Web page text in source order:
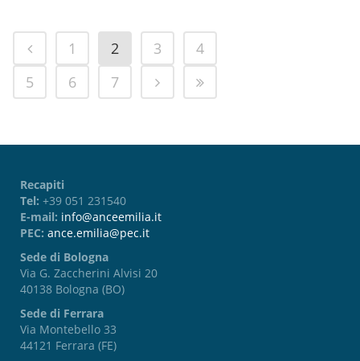
1 2 3
4
5
6 7
Recapiti
Tel: +39 051 231540
E-mail: info@anceemilia.it
PEC: ance.emilia@pec.it
Sede di Bologna
Via G. Zaccherini Alvisi 20
40138 Bologna (BO)
Sede di Ferrara
Via Montebello 33
44121 Ferrara (FE)